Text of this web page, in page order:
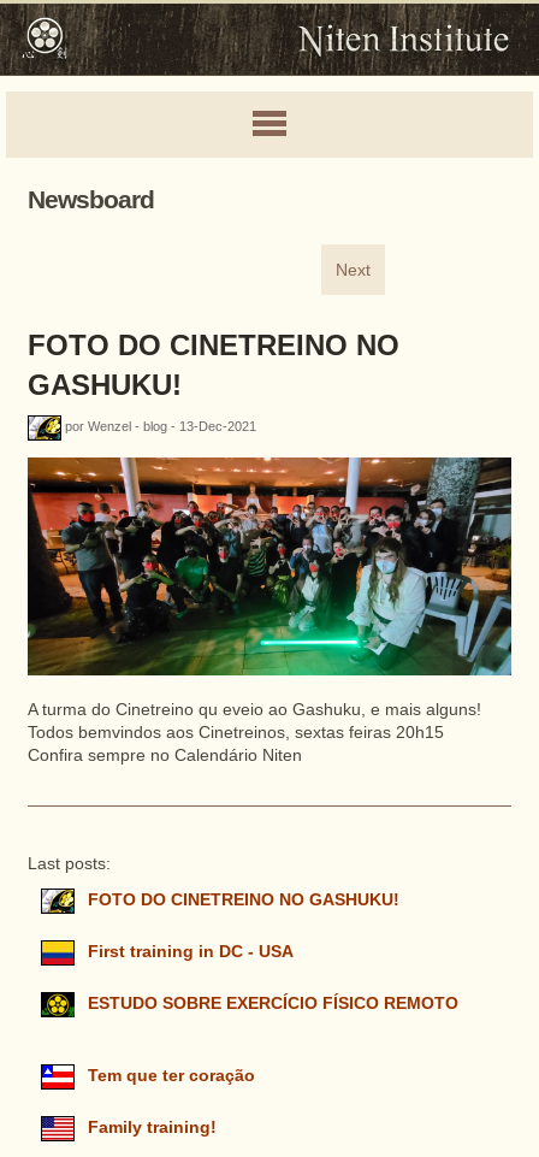
Newsboard
Next
FOTO DO CINETREINO NO
GASHUKU!
por Wenzel - blog - 13-Dec-2021
A turma do Cinetreino qu eveio ao Gashuku, e mais alguns!
Todos bemvindos aos Cinetreinos, sextas feiras 20h15
Confira sempre no Calendário Niten
Last posts:
FOTO DO CINETREINO NO GASHUKU!
First training in DC - USA
ESTUDO SOBRE EXERCÍCIO FÍSICO REMOTO
Tem que ter coração
Family training!